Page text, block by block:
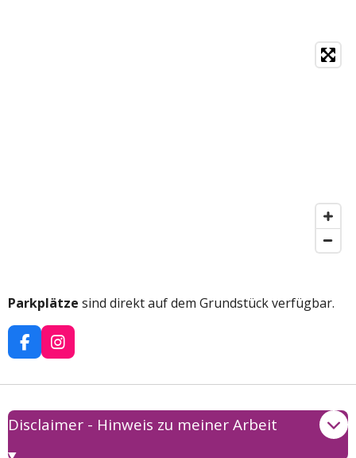
Parkplätze sind direkt auf dem Grundstück verfügbar.
F
a
b
o
I
n
a
g
Disclaimer - Hinweis zu meiner Arbeit